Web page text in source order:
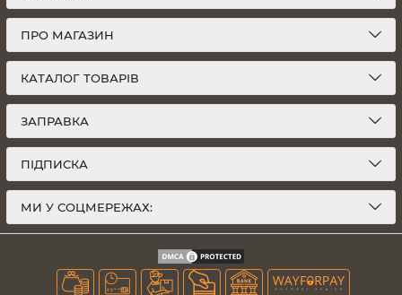
ПРО МАГАЗИН
КАТАЛОГ ТОВАРІВ
ЗАПРАВКА
ПІДПИСКА
МИ У СОЦМЕРЕЖАХ: